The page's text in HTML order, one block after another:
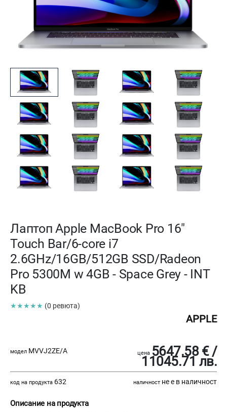
Лаптоп Apple MacBook Pro 16"
Touch Bar/6-core i7
2.6GHz/16GB/512GB SSD/Radeon
Pro 5300M w 4GB - Space Grey - INT
KB
★★★★★ (0 ревюта)
APPLE
модел MVVJ2ZE/A цена 5647.58 € /
11045.71 лв.
код на продукта 632 наличност не е в наличност
Описание на продукта